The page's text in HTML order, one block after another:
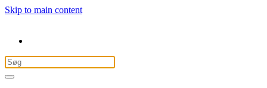
Skip to main content